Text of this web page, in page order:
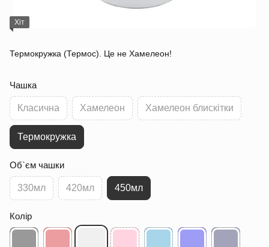
Хіт
Термокружка (Термос). Це не Хамелеон!
Чашка
Класична Хамелеон Хамелеон блискітки
Термокружка
Об`єм чашки
330мл 420мл 450мл
Колір